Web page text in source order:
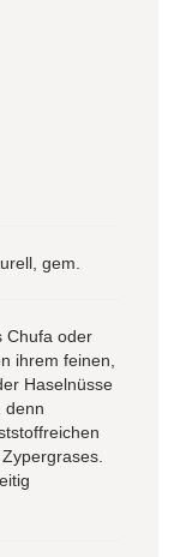
gem.
Chufa oder
ihrem feinen,
Haselnüsse
denn